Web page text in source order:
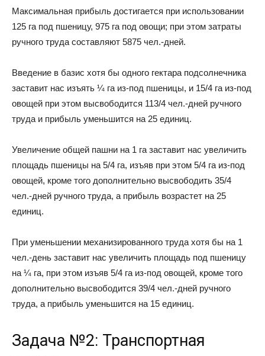
Максимальная прибыль достигается при использовании
125 га под пшеницу, 975 га под овощи; при этом затраты
ручного труда составляют 5875 чел.-дней.
Введение в базис хотя бы одного гектара подсолнечника
заставит нас изъять ¼ га из-под пшеницы, и 15/4 га из-под
овощей при этом высвободится 113/4 чел.-дней ручного
труда и прибыль уменьшится на 25 единиц.
Увеличение общей пашни на 1 га заставит нас увеличить
площадь пшеницы на 5/4 га, изъяв при этом 5/4 га из-под
овощей, кроме того дополнительно высвободить 35/4
чел.-дней ручного труда, а прибыль возрастет на 25
единиц.
При уменьшении механизированного труда хотя бы на 1
чел.-день заставит нас увеличить площадь под пшеницу
на ¼ га, при этом изъяв 5/4 га из-под овощей, кроме того
дополнительно высвободится 39/4 чел.-дней ручного
труда, а прибыль уменьшится на 15 единиц.
Задача №2: Транспортная